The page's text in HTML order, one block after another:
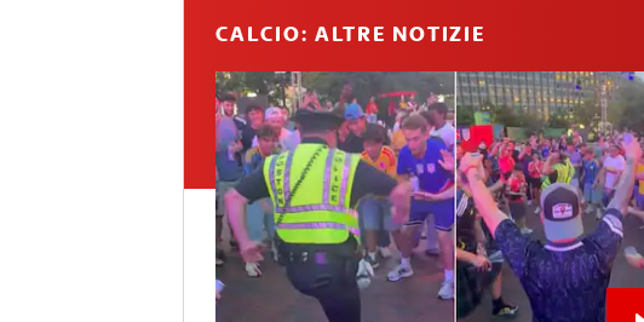
CALCIO: ALTRE NOTIZIE